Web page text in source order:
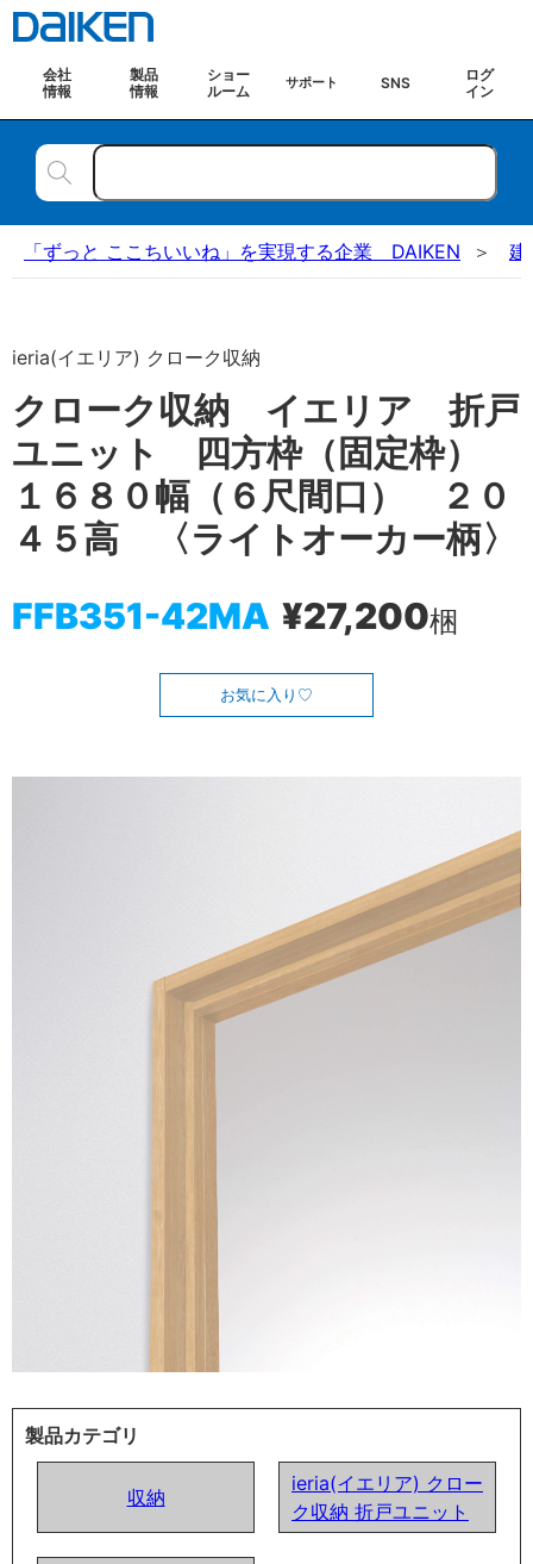
会社
情報
製品
情報
ショー
ルーム
サポート SNS
ログ
イン
「ずっと ここちいいね」を実現する企業 DAIKEN 建
ieria(イエリア) クローク収納
クローク収納 イエリア 折戸
ユニット 四方枠（固定枠）
１６８０幅（６尺間口） ２０
４５高 〈ライトオーカー柄〉
FFB351-42MA ¥27,200梱
お気に入り
製品カテゴリ
収納
ieria(イエリア) クロー
ク収納 折戸ユニット